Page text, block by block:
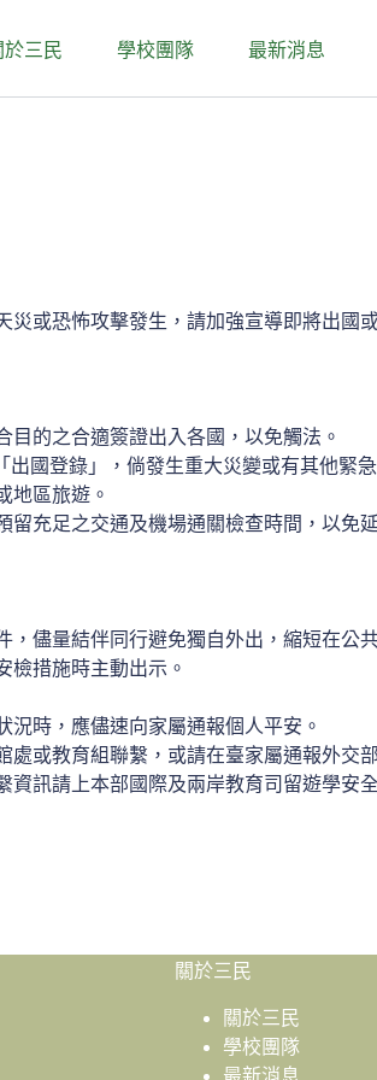
於三民 學校團隊 最新消息
或恐怖攻擊發生，請加強宣導即將出國
目的之合適簽證出入各國，以免觸法。
出國登錄」，倘發生重大災變或有其他緊
地區旅遊。
充足之交通及機場通關檢查時間，以
儘量結伴同行避免獨自外出，縮短在公
檢措施時主動出示。
況時，應儘速向家屬通報個人平安。
或教育組聯繫，或請在臺家屬通報外交
訊請上本部國際及兩岸教育司留遊學安
關於三民
關於三民
學校團隊
最新消息